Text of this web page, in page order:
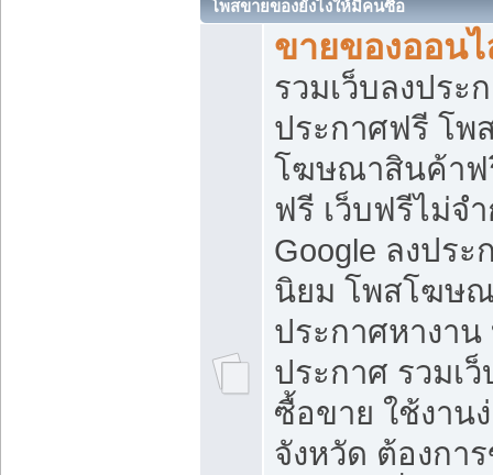
โพสขายของยังไงให้มีคนซื้อ
ขายของออน
รวมเว็บลงประ
ประกาศฟรี โพ
โฆษณาสินค้าฟ
ฟรี เว็บฟรีไม่จ
Google ลงปร
นิยม โพสโฆษ
ประกาศหางาน
ประกาศ รวมเ
ซื้อขาย ใช้งาน
จังหวัด ต้องกา